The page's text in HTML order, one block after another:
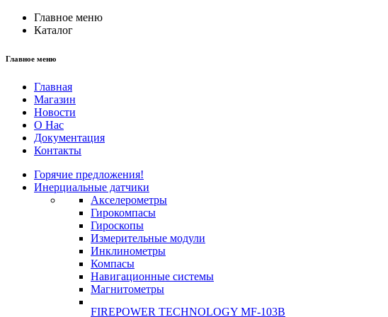
Главное меню
Каталог
Главное меню
Главная
Магазин
Новости
О Нас
Документация
Контакты
Горячие предложения!
Инерциальные датчики
Акселерометры
Гирокомпасы
Гироскопы
Измерительные модули
Инклинометры
Компасы
Навигационные системы
Магнитометры
FIREPOWER TECHNOLOGY MF-103B